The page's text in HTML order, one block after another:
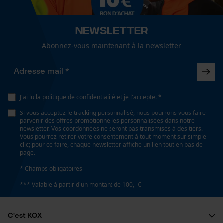
résistant à l'abrasion, Sûr, Robuste, à portée de main
Non
Inverseur de phase
Non
Coupe en biais
Non
Newsletter
Abonnez-vous maintenant à la newsletter
J'ai lu la politique de confidentialité et je l'accepte. *
Si vous acceptez le tracking personnalisé, nous pourrons vous faire
parvenir des offres promotionnelles personnalisées dans notre
newsletter. Vos coordonnées ne seront pas transmises à des tiers.
Vous pourrez retirer votre consentement à tout moment sur simple
clic; pour ce faire, chaque newsletter affiche un lien tout en bas de
page.
* Champs obligatoires
*** Valable à partir d'un montant de 100,- €
C'est KOX
fonctionnalité
Panier sauvegardé
Salutation personnelle
Géo-IP et détection des
utilisateurs
Vidéos YouTube
Prise de contact par chat